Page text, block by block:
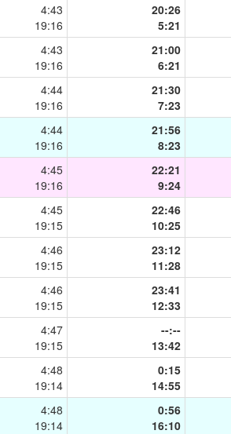
4:43
19:16
20:26
5:21
4:43
19:16
21:00
6:21
4:44
19:16
21:30
7:23
4:44
19:16
21:56
8:23
4:45
19:16
22:21
9:24
4:45
19:15
22:46
10:25
4:46
19:15
23:12
11:28
4:46
19:15
23:41
12:33
4:47
19:15
--:--
13:42
4:48
19:14
0:15
14:55
4:48
19:14
0:56
16:10